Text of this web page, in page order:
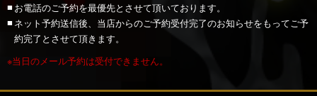
お電話のご予約を最優先とさせて頂いております。
ネット予約送信後、当店からのご予約受付完了のお知らせをもってご予
約完了とさせて頂きます。
※当日のメール予約は受付できません。